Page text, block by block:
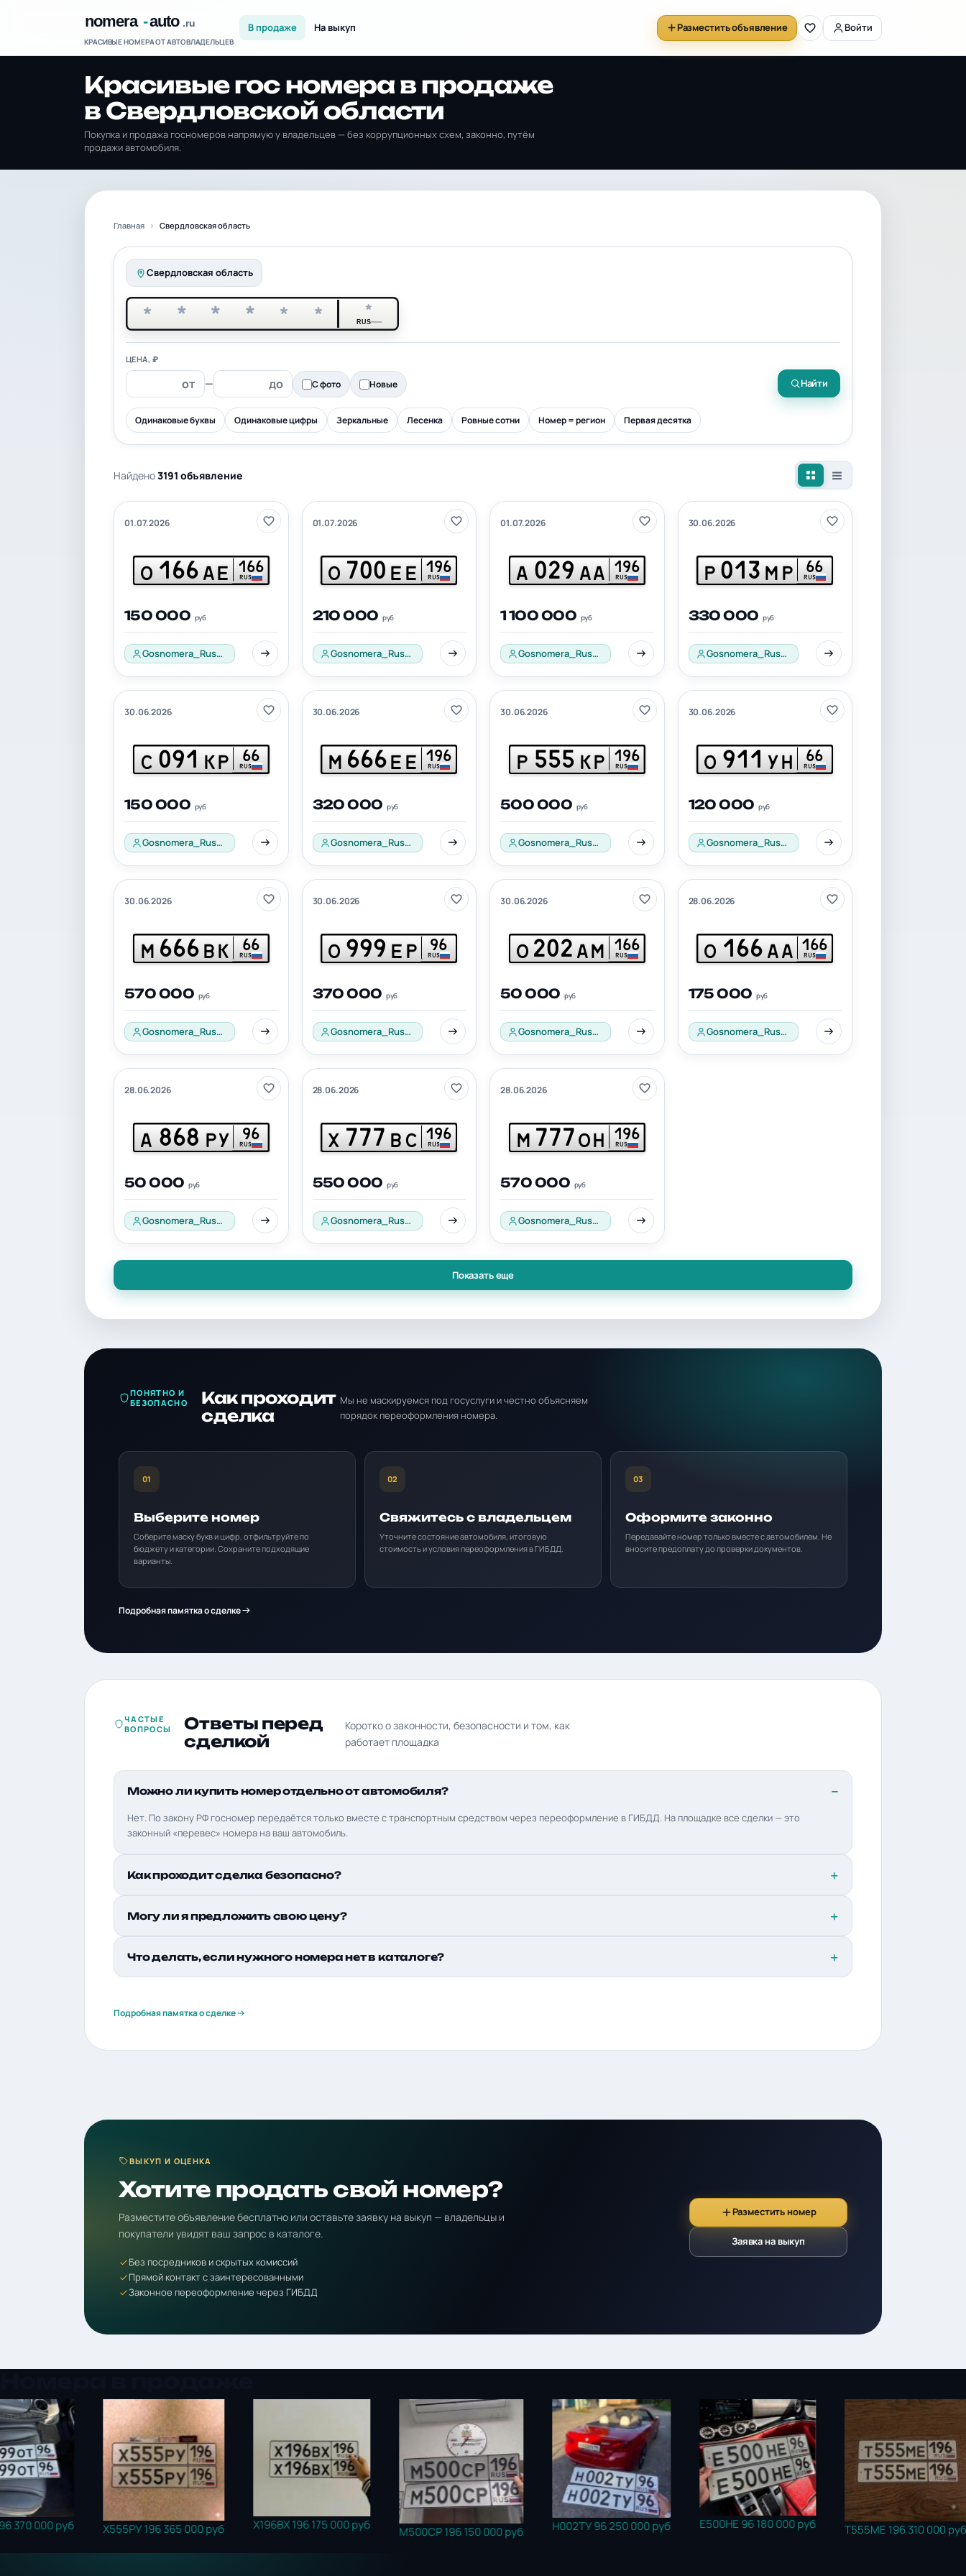
КРАСИВЫЕ НОМЕРА ОТ АВТОВЛАДЕЛЬЦЕВ
В продаже На выкуп Разместить объявление Войти
Красивые гос номера в продаже
в Свердловской области
Покупка и продажа госномеров напрямую у владельцев — без коррупционных схем, законно, путём
продажи автомобиля.
Главная Свердловская область
Свердловская область
* * * * * * *
RUS
ЦЕНА, ₽
— С фото Новые Найти
Одинаковые буквы Одинаковые цифры Зеркальные Лесенка Ровные сотни Номер = регион Первая десятка
Найдено3191 объявление
01.07.2026
О 166 АЕ 166
RUS
150 000 руб
Gosnomera_Russia_001
01.07.2026
О 700 ЕЕ 196
RUS
210 000 руб
Gosnomera_Russia_001
01.07.2026
А 029 АА 196
RUS
1 100 000 руб
Gosnomera_Russia_001
30.06.2026
Р 013МР 66
RUS
330 000 руб
Gosnomera_Russia_001
30.06.2026
С 091 КР 66
RUS
150 000 руб
Gosnomera_Russia_001
30.06.2026
М 666ЕЕ 196
RUS
320 000 руб
Gosnomera_Russia_001
30.06.2026
Р 555 КР 196
RUS
500 000 руб
Gosnomera_Russia_001
30.06.2026
О 911 УН 66
RUS
120 000 руб
Gosnomera_Russia_001
30.06.2026
М 666ВК 66
RUS
570 000 руб
Gosnomera_Russia_001
30.06.2026
О 999 ЕР 96
RUS
370 000 руб
Gosnomera_Russia_001
30.06.2026
О 202АМ 166
RUS
50 000 руб
Gosnomera_Russia_001
28.06.2026
О 166 АА 166
RUS
175 000 руб
Gosnomera_Russia_001
28.06.2026
А 868 РУ 96
RUS
50 000 руб
Gosnomera_Russia_001
28.06.2026
Х 777 ВС 196
RUS
550 000 руб
Gosnomera_Russia_001
28.06.2026
М 777ОН 196
RUS
570 000 руб
Gosnomera_Russia_001
Показать еще
ПОНЯТНО И
БЕЗОПАСНО
Как проходит
сделка
Мы не маскируемся под госуслуги и честно объясняем
порядок переоформления номера.
01
Выберите номер
Соберите маску букв и цифр, отфильтруйте по
бюджету и категории. Сохраните подходящие
варианты.
02
Свяжитесь с владельцем
Уточните состояние автомобиля, итоговую
стоимость и условия переоформления в ГИБДД.
03
Оформите законно
Передавайте номер только вместе с автомобилем. Не
вносите предоплату до проверки документов.
Подробная памятка о сделке
ЧАСТЫЕ
ВОПРОСЫ
Ответы перед
сделкой
Коротко о законности, безопасности и том, как
работает площадка
Можно ли купить номер отдельно от автомобиля?
Нет. По закону РФ госномер передаётся только вместе с транспортным средством через переоформление в ГИБДД. На площадке все сделки — это
законный «перевес» номера на ваш автомобиль.
Как проходит сделка безопасно?
Могу ли я предложить свою цену?
Что делать, если нужного номера нет в каталоге?
Подробная памятка о сделке
ВЫКУП И ОЦЕНКА
Хотите продать свой номер?
Разместите объявление бесплатно или оставьте заявку на выкуп — владельцы и
покупатели увидят ваш запрос в каталоге.
Без посредников и скрытых комиссий
Прямой контакт с заинтересованными
Законное переоформление через ГИБДД
Разместить номер
Заявка на выкуп
Х555РУ 196365 000 руб Х196ВХ 196175 000 руб М500СР 196 150 000 руб Н002ТУ 96250 000 руб Е500НЕ 96180 000 руб Т555МЕ 196 310 000 руб С196СК 196